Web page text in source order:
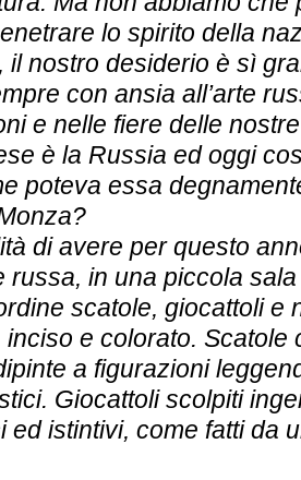
lo spirito della
il nostro desiderio è sì
con ansia all’arte
e nelle fiere delle
è la Russia ed oggi
poteva essa
di avere per questo
russa, in una piccola
scatole, giocattoli e
e colorato. Scatole
a figurazioni
Giocattoli scolpiti
ed istintivi, come fatti da